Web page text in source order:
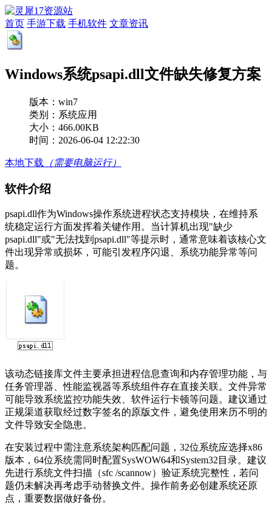
首页 手游下载 手机软件 文章资讯
Windows系统psapi.dll文件缺失修复方案
版本： win7
类别：系统应用
大小：466.00KB
时间：2026-06-04 12:22:30
本地下载 （需要电脑运行）
软件介绍
psapi.dll作为Windows操作系统进程状态支持模块，在维持系
统稳定运行方面发挥着关键作用。当计算机出现"缺少
psapi.dll"或"无法找到psapi.dll"等提示时，通常意味着该核心文
件出现异常或损坏，可能引发程序闪退、系统功能异常等问
题。
该动态链接库文件主要承担进程信息查询和内存管理功能，与
任务管理器、性能监视器等系统组件存在直接关联。文件异常
可能导致系统监控功能失效、软件运行卡顿等问题。建议通过
正规渠道获取经过数字签名的原版文件，避免使用来历不明的
文件导致安全隐患。
在安装过程中需注意系统架构匹配问题，32位系统应选择x86
版本，64位系统需同时配置SysWOW64和System32目录。建议
先进行系统文件扫描（sfc /scannow）验证系统完整性，若问
题仍未解决再考虑手动替换文件。操作前务必创建系统还原
点，重要数据做好备份。